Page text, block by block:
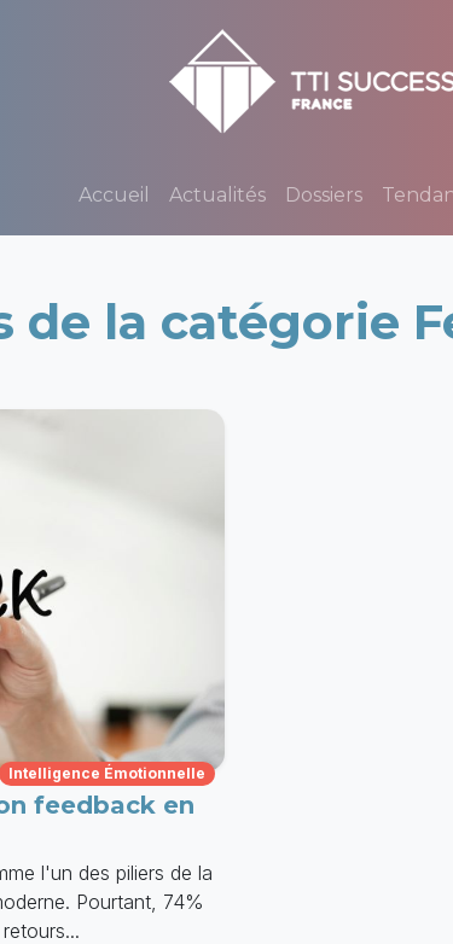
Accueil Actualités Dossiers
de la catégorie
Intelligence Émotionnelle
feedback en
l'un des piliers de la
Pourtant, 74%